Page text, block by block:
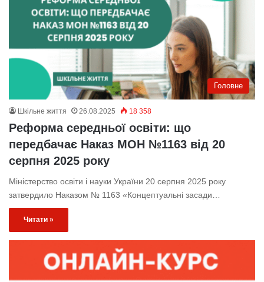
Головне
Шкільне життя 26.08.2025 18 358
Реформа середньої освіти: що
передбачає Наказ МОН №1163 від 20
серпня 2025 року
Міністерство освіти і науки України 20 серпня 2025 року
затвердило Наказом № 1163 «Концептуальні засади…
Читати »